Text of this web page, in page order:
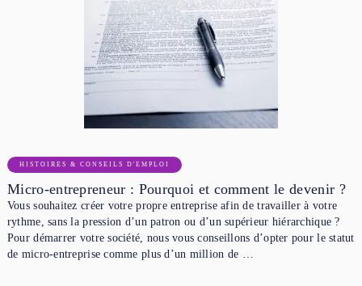
HISTOIRES & CONSEILS D'EMPLOI
Micro-entrepreneur : Pourquoi et comment le devenir ?
Vous souhaitez créer votre propre entreprise afin de travailler à votre
rythme, sans la pression d’un patron ou d’un supérieur hiérarchique ?
Pour démarrer votre société, nous vous conseillons d’opter pour le statut
de micro-entreprise comme plus d’un million de …